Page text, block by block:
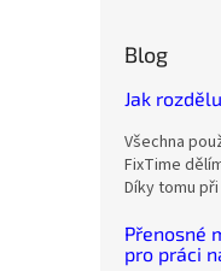
Blog
Jak
Všechna
FixTime
Díky tomu při
Přenosné
pro práci